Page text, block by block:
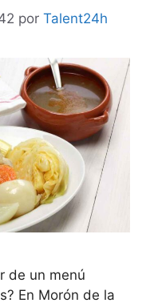
por Talent24h
de un menú
En Morón de la